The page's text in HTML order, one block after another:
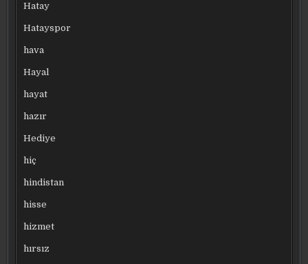
Hatay
Hatayspor
hava
Hayal
hayat
hazır
Hediye
hiç
hindistan
hisse
hizmet
hırsız